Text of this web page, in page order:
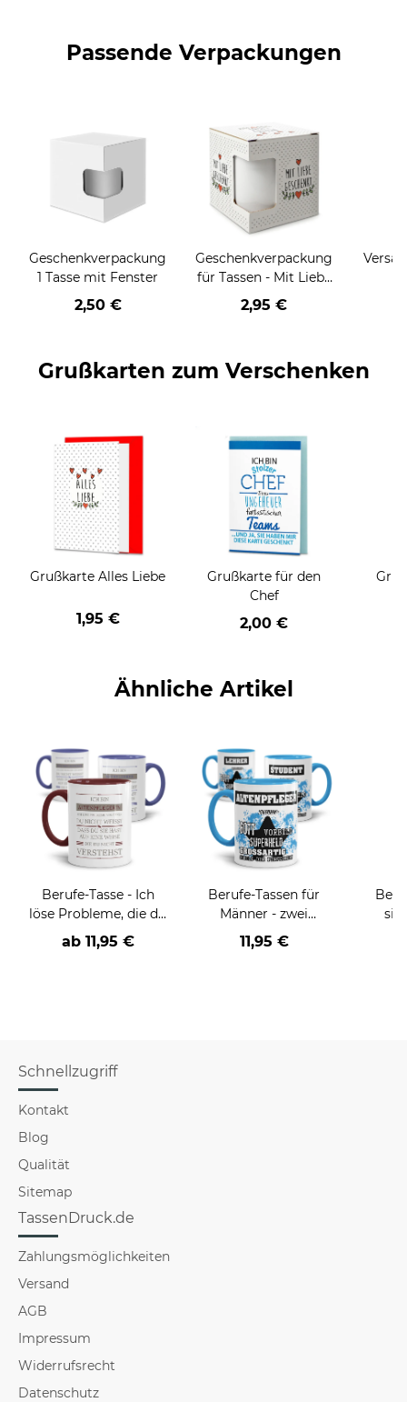
Passende Verpackungen
Geschenkverpackung
1 Tasse mit Fenster
2,50 €
Geschenkverpackung
für Tassen - Mit Liebe
geschenkt
2,95 €
Grußkarten zum Verschenken
Grußkarte Alles Liebe
1,95 €
Grußkarte für den
Chef
2,00 €
Ähnliche Artikel
Berufe-Tasse - Ich
löse Probleme, die du
nicht verstehst -
verschiedene Berufe
ab 11,95 €
Berufe-Tassen für
Männer - zwei
Farbvarianten
11,95 €
Schnellzugriff
Kontakt
Blog
Qualität
Sitemap
TassenDruck.de
Zahlungsmöglichkeiten
Versand
AGB
Impressum
Widerrufsrecht
Datenschutz